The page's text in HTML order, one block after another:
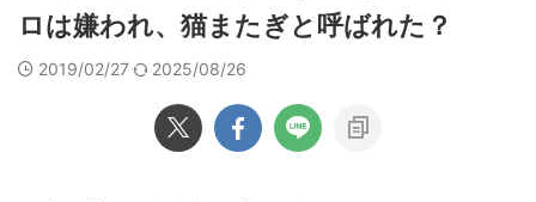
ロは嫌われ、猫またぎと呼ばれた？
2019/02/27 2025/08/26